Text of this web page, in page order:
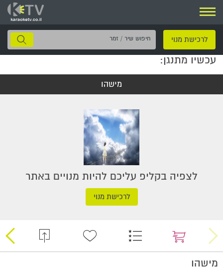
ניווט
לרכישת מנוי
חיפוש
שיר
עכשיו מתנגן:
מישהו
לצפיה בקליפ עליכם להיות מנויים באתר
לרכישת מנוי
מישהו